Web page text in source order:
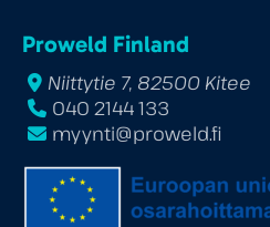
Proweld Finland
Niittytie 7, 82500 Kitee
040 2144 133
myynti@proweld.fi